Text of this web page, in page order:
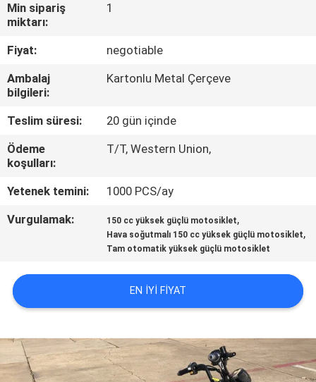
KALITE
KONTROL
BIZIMLE
ILETIŞIME
ISTEĞI
SITE
HARITASI
GIZLILIK
POLITIKASI
Min sipariş
miktarı:
1
Fiyat:
negotiable
Ambalaj
bilgileri:
Kartonlu Metal Çerçeve
Teslim süresi:
20 gün içinde
Ödeme
koşulları:
T/T, Western Union,
Yetenek temini:
1000 PCS/ay
Vurgulamak:
150 cc yüksek güçlü motosiklet,
Hava soğutmalı 150 cc yüksek güçlü motosiklet,
Tam otomatik yüksek güçlü motosiklet
EN IYI FIYAT